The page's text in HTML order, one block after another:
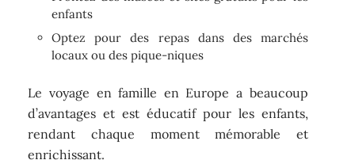
enfants
Optez pour des repas dans des marchés
locaux ou des pique-niques
Le voyage en famille en Europe a beaucoup
d’avantages et est éducatif pour les enfants,
rendant chaque moment mémorable et
enrichissant.